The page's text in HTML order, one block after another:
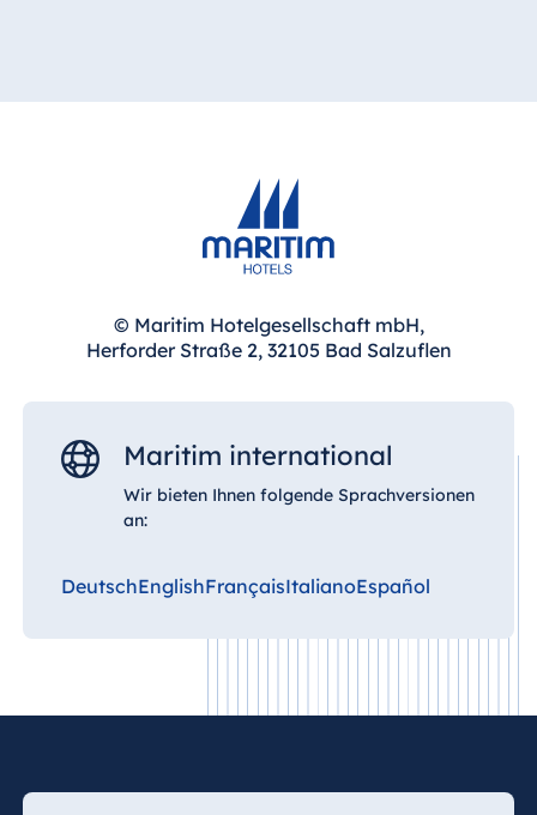
© Maritim Hotelgesellschaft mbH,
Herforder Straße 2, 32105 Bad Salzuflen
Maritim international
Wir bieten Ihnen folgende Sprachversionen
an:
DeutschEnglishFrançaisItalianoEspañol